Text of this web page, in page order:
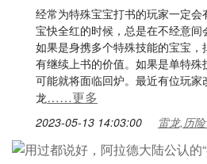
经常为特殊宝宝打书的玩家一定
宝快全红的时候，总是在不经意间
如果是身携多个特殊技能的宝宝
有继续上书的价值。如果是单特
可能就将面临回炉。最近有位玩
龙……更多
2023-05-13 14:03:00 雷龙,历